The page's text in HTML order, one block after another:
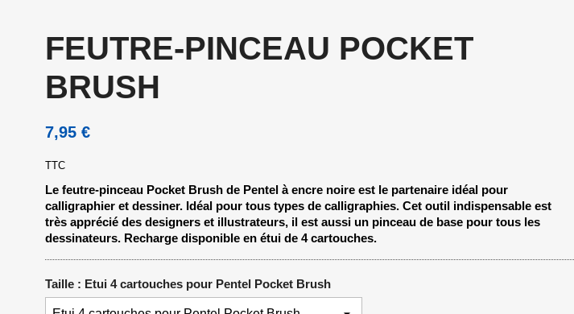
FEUTRE-PINCEAU POCKET
BRUSH
7,95 €
TTC
Le feutre-pinceau Pocket Brush de Pentel à encre noire est le partenaire idéal pour
calligraphier et dessiner. Idéal pour tous types de calligraphies. Cet outil indispensable est
très apprécié des designers et illustrateurs, il est aussi un pinceau de base pour tous les
dessinateurs. Recharge disponible en étui de 4 cartouches.
Taille : Etui 4 cartouches pour Pentel Pocket Brush